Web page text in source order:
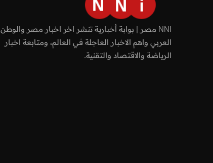
NNI مصر | بوابة أخبارية تنشر اخر اخبار مصر والوطن
العربي واهم الاخبار العاجلة في العالم، ومتابعة اخبار
الرياضة والاقتصاد والتقنية.